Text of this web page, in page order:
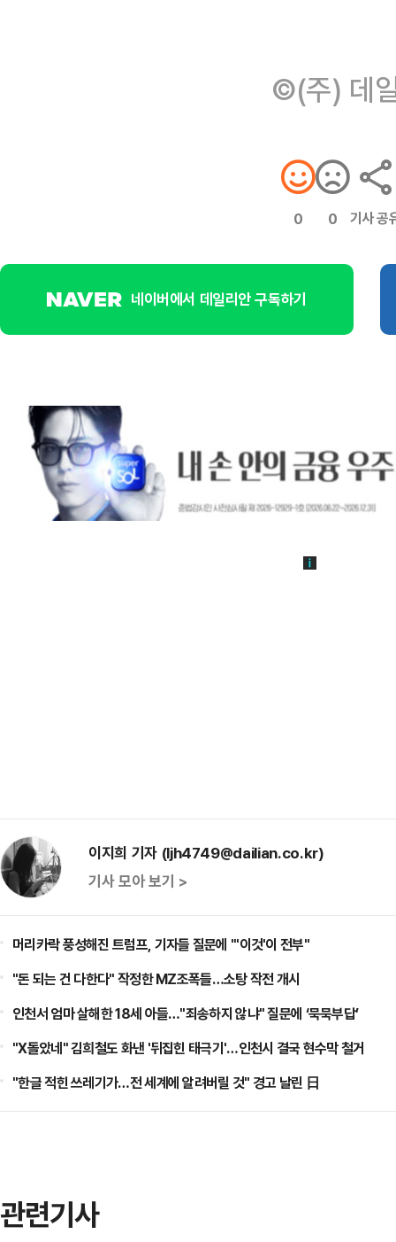
©(주) 데
0 0 기사 공
네이버에서 데일리안 구독하기
이지희 기자 (ljh4749@dailian.co.kr)
기사 모아 보기 >
머리카락 풍성해진 트럼프, 기자들 질문에 "'이것'이 전부"
"돈 되는 건 다한다" 작정한 MZ조폭들…소탕 작전 개시
인천서 엄마 살해한 18세 아들…"죄송하지 않냐" 질문에 ‘묵묵부답’
"X돌았네" 김희철도 화낸 '뒤집힌 태극기'…인천시 결국 현수막 철거
"한글 적힌 쓰레기가…전 세계에 알려버릴 것" 경고 날린 日
관련기사